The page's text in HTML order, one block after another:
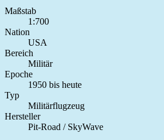
Maßstab
1:700
Nation
USA
Bereich
Militär
Epoche
1950 bis heute
Typ
Militärflugzeug
Hersteller
Pit-Road / SkyWave